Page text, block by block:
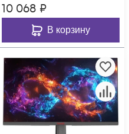
10 068 ₽
В корзину